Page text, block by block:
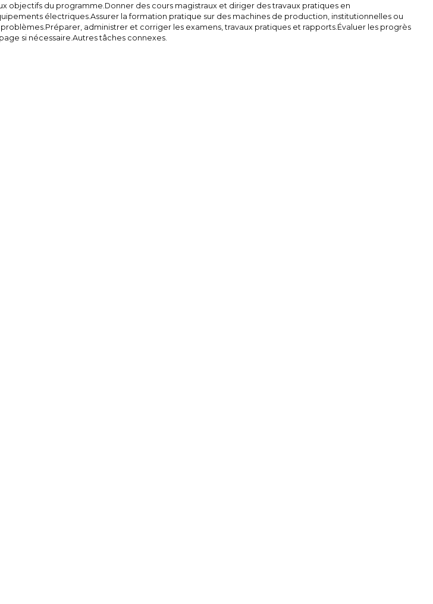
du programme.Donner des cours magistraux et diriger des travaux pratiques en
électriques.Assurer la formation pratique sur des machines de production, institutionnelles ou
administrer et corriger les examens, travaux pratiques et rapports.Évaluer les progrès
si nécessaire.Autres tâches connexes.